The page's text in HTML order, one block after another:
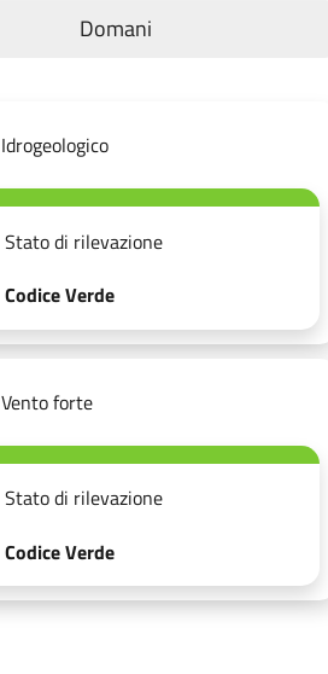
Domani
Idrogeologico
Stato di rilevazione
Codice Verde
Vento forte
Stato di rilevazione
Codice Verde